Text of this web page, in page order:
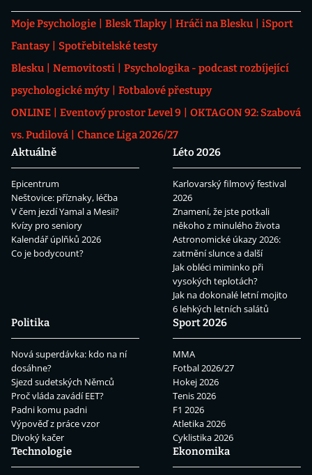
Moje Psychologie Blesk Tlapky Hráči na Blesku
iSport
Fantasy
Spotřebitelské testy
Blesku
Nemovitosti
Psychologika - podcast rozbíjející
psychologické mýty
Fotbalové přestupy
ONLINE
Eventový prostor Level 9
OKTAGON 92: Szabová
vs. Pudilová
Chance Liga 2026/27
Aktuálně
Epicentrum
Neštovice: příznaky, léčba
V čem jezdí Yamal a Mesii?
Kvízy pro seniory
Kalendář úplňků 2026
Co je bodycount?
Léto 2026
Karlovarský filmový festival
2026
Znamení, že jste potkali
někoho z minulého života
Astronomické úkazy 2026:
zatmění slunce a další
Jak obléci miminko při
vysokých teplotách?
Jak na dokonalé letní mojito
6 lehkých letních salátů
Politika
Nová superdávka: kdo na ní
dosáhne?
Sjezd sudetských Němců
Proč vláda zavádí EET?
Padni komu padni
Výpověď z práce vzor
Divoký kačer
Sport 2026
MMA
Fotbal 2026/27
Hokej 2026
Tenis 2026
F1 2026
Atletika 2026
Cyklistika 2026
Technologie
Ekonomika